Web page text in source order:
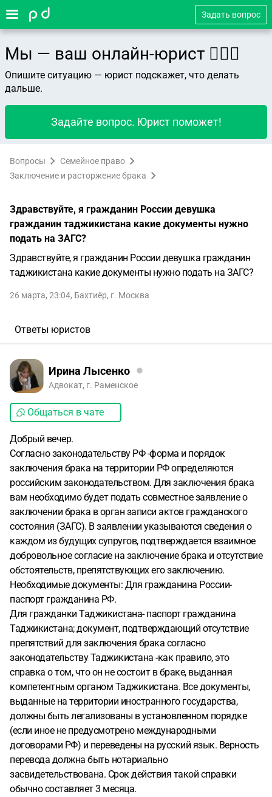
Задать вопрос
Мы — ваш онлайн-юрист 👨🏻‍⚖️
Опишите ситуацию — юрист подскажет, что делать
дальше.
Задайте вопрос. Юрист поможет!
Вопросы
Семейное право
Заключение и расторжение брака
Здравствуйте, я гражданин России девушка
гражданин таджикистана какие документы нужно
подать на ЗАГС?
Здравствуйте, я гражданин России девушка гражданин
таджикистана какие документы нужно подать на ЗАГС?
26 марта, 23:04, Бахтиёр, г. Москва
Ответы юристов
Ирина Лысенко
Адвокат, г. Раменское
Общаться в чате
Добрый вечер.
Согласно законодательству РФ -форма и порядок
заключения брака на территории РФ определяются
российским законодательством. Для заключения брака
вам необходимо будет подать совместное заявление о
заключении брака в орган записи актов гражданского
состояния (ЗАГС). В заявлении указываются сведения о
каждом из будущих супругов, подтверждается взаимное
добровольное согласие на заключение брака и отсутствие
обстоятельств, препятствующих его заключению.
Необходимые документы: Для гражданина России-
паспорт гражданина РФ.
Для гражданки Таджикистана- паспорт гражданина
Таджикистана; документ, подтверждающий отсутствие
препятствий для заключения брака согласно
законодательству Таджикистана -как правило, это
справка о том, что он не состоит в браке, выданная
компетентным органом Таджикистана. Все документы,
выданные на территории иностранного государства,
должны быть легализованы в установленном порядке
(если иное не предусмотрено международными
договорами РФ) и переведены на русский язык. Верность
перевода должна быть нотариально
засвидетельствована. Срок действия такой справки
обычно составляет 3 месяца.